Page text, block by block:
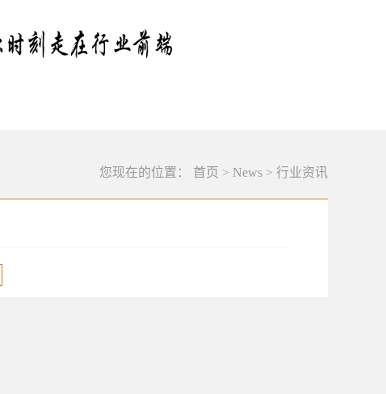
您现在的位置： 首页 > News > 行业资讯